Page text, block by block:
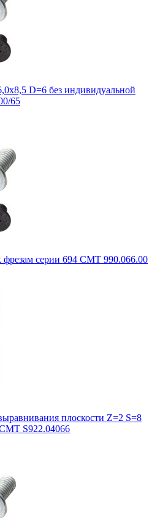
D=6 без индивидуальной
65
серии 694 CMT 990.066.00
плоскости Z=2 S=8
S922.04066